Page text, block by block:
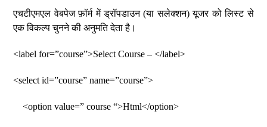
एचटीएमएल वेबपेज फ़ॉर्म में ड्रॉपडाउन (या सलेक्शन) यूजर को लिस्ट से
एक विकल्प चुनने की अनुमति देता है।
<label for=”course”>Select Course – </label>
<select id=”course” name=”course”>
<option value=” course “>Html</option>